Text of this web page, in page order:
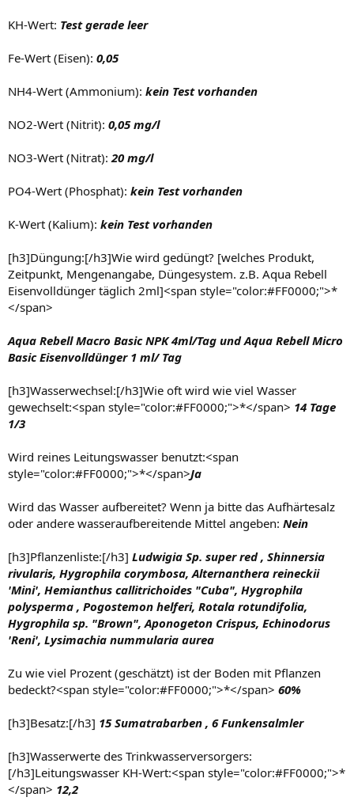
KH-Wert: Test gerade leer
Fe-Wert (Eisen): 0,05
NH4-Wert (Ammonium): kein Test vorhanden
NO2-Wert (Nitrit): 0,05 mg/l
NO3-Wert (Nitrat): 20 mg/l
PO4-Wert (Phosphat): kein Test vorhanden
K-Wert (Kalium): kein Test vorhanden
[h3]Düngung:[/h3]Wie wird gedüngt? [welches Produkt,
Zeitpunkt, Mengenangabe, Düngesystem. z.B. Aqua Rebell
Eisenvolldünger täglich 2ml]<span style="color:#FF0000;">*
</span>
Aqua Rebell Macro Basic NPK 4ml/Tag und Aqua Rebell Micro
Basic Eisenvolldünger 1 ml/ Tag
[h3]Wasserwechsel:[/h3]Wie oft wird wie viel Wasser
gewechselt:<span style="color:#FF0000;">*</span> 14 Tage
1/3
Wird reines Leitungswasser benutzt:<span
style="color:#FF0000;">*</span>Ja
Wird das Wasser aufbereitet? Wenn ja bitte das Aufhärtesalz
oder andere wasseraufbereitende Mittel angeben: Nein
[h3]Pflanzenliste:[/h3] Ludwigia Sp. super red , Shinnersia
rivularis, Hygrophila corymbosa, Alternanthera reineckii
'Mini', Hemianthus callitrichoides "Cuba", Hygrophila
polysperma , Pogostemon helferi, Rotala rotundifolia,
Hygrophila sp. "Brown", Aponogeton Crispus, Echinodorus
'Reni', Lysimachia nummularia aurea
Zu wie viel Prozent (geschätzt) ist der Boden mit Pflanzen
bedeckt?<span style="color:#FF0000;">*</span> 60%
[h3]Besatz:[/h3] 15 Sumatrabarben , 6 Funkensalmler
[h3]Wasserwerte des Trinkwasserversorgers:
[/h3]Leitungswasser KH-Wert:<span style="color:#FF0000;">*
</span> 12,2